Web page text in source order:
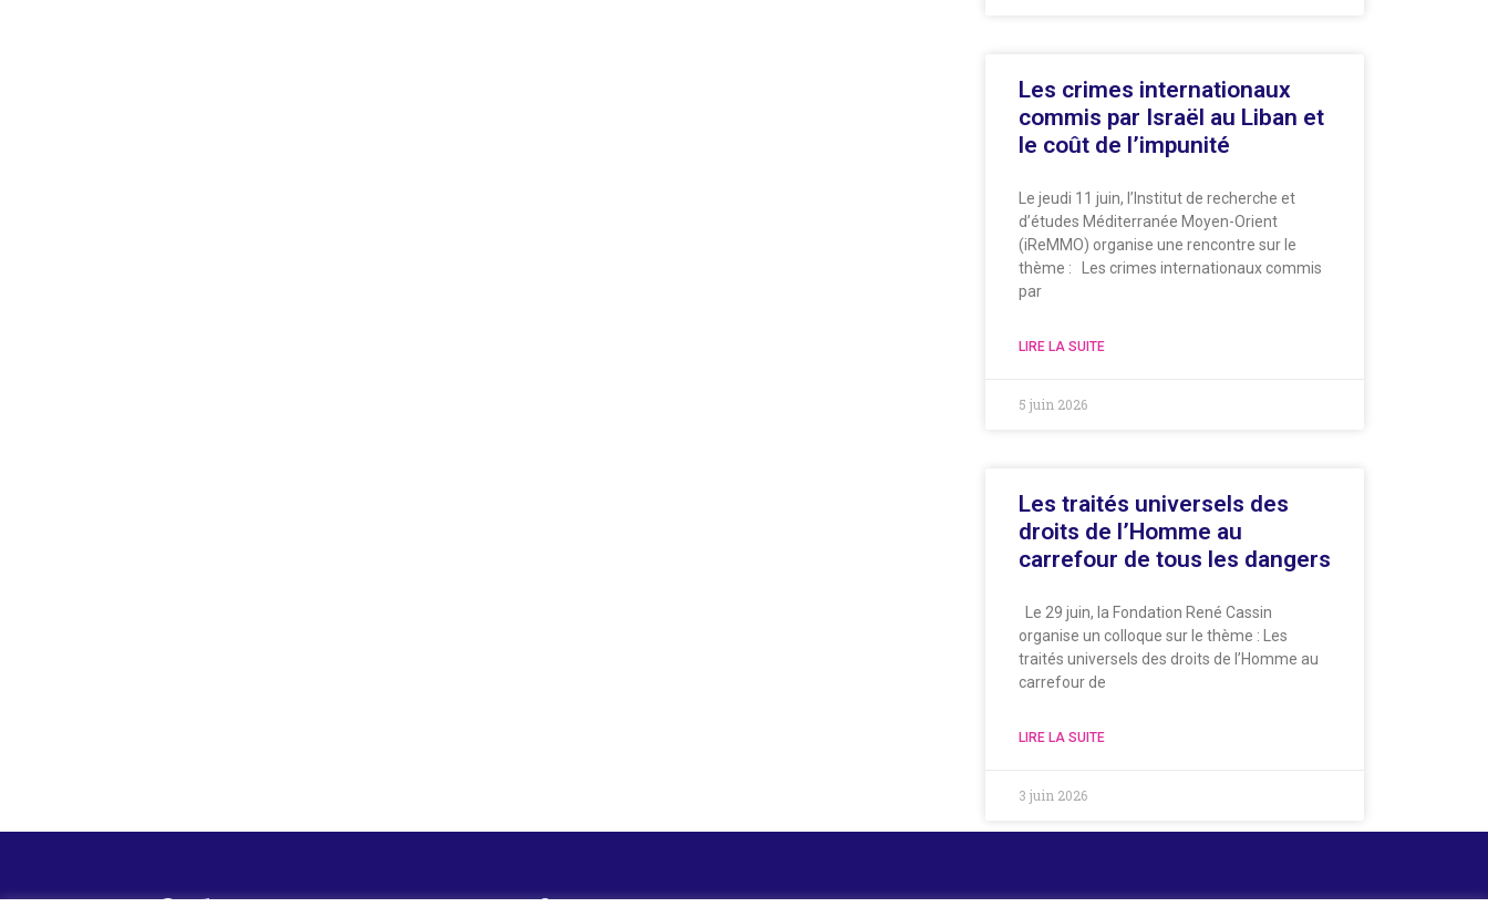
Les crimes internationaux
commis par Israël au Liban et
le coût de l’impunité
Le jeudi 11 juin, l’Institut de recherche et
d’études Méditerranée Moyen-Orient
(iReMMO) organise une rencontre sur le
thème : Les crimes internationaux commis
par
LIRE LA SUITE
5 juin 2026
Les traités universels des
droits de l’Homme au
carrefour de tous les dangers
Le 29 juin, la Fondation René Cassin
organise un colloque sur le thème : Les
traités universels des droits de l’Homme au
carrefour de
LIRE LA SUITE
3 juin 2026